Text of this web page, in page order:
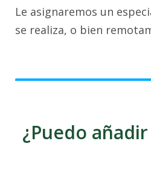
Le asignaremos un
se realiza, o bien
¿Puedo